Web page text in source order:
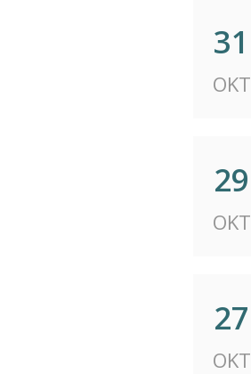
31
ΟΚΤ
29
ΟΚΤ
27
ΟΚΤ